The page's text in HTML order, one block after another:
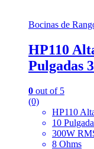
Bocinas de
HP110
Pulgadas
0 out of 5
(0)
HP110
10
300W
8 Ohms